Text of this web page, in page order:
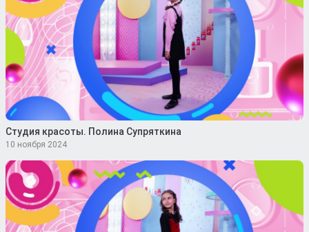
Студия красоты. Полина Супряткина
10 ноября 2024